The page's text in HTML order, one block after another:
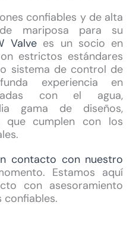
confiables y de alta
mariposa para su
Valvees un socio en
estrictos estándares
sistema de control de
experiencia en
con el agua,
gama de diseños,
que cumplen con los
contacto con nuestro
Estamos aquí
con asesoramiento